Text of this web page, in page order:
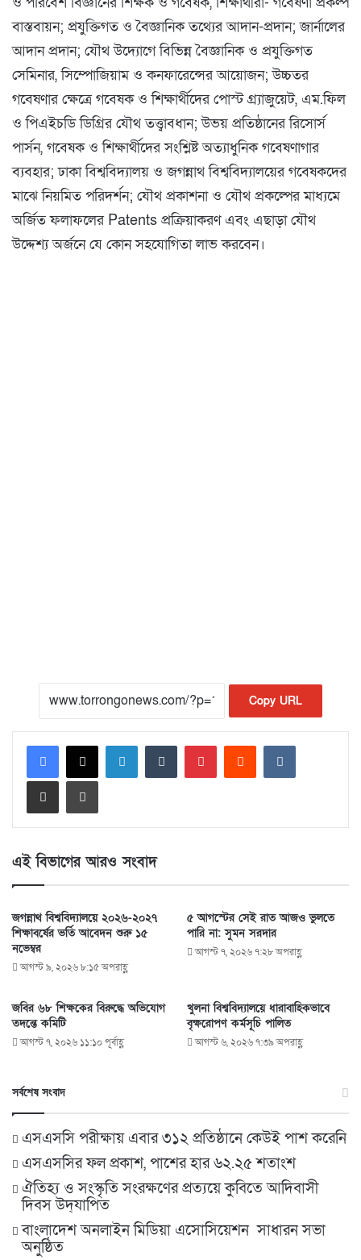
বাস্তবায়ন; প্রযুক্তিগত ও বৈজ্ঞানিক তথ্যের আদান-প্রদান; জার্নালের
আদান প্রদান; যৌথ উদ্যোগে বিভিন্ন বৈজ্ঞানিক ও প্রযুক্তিগত
সেমিনার, সিম্পোজিয়াম ও কনফারেন্সের আয়োজন; উচ্চতর
গবেষণার ক্ষেত্রে গবেষক ও শিক্ষার্থীদের পোস্ট গ্র্যাজুয়েট, এম.ফিল
ও পিএইচডি ডিগ্রির যৌথ তত্ত্বাবধান; উভয় প্রতিষ্ঠানের রিসোর্স
পার্সন, গবেষক ও শিক্ষার্থীদের সংশ্লিষ্ট অত্যাধুনিক গবেষণাগার
ব্যবহার; ঢাকা বিশ্ববিদ্যালয় ও জগন্নাথ বিশ্ববিদ্যালয়ের গবেষকদের
মাঝে নিয়মিত পরিদর্শন; যৌথ প্রকাশনা ও যৌথ প্রকল্পের মাধ্যমে
অর্জিত ফলাফলের Patents প্রক্রিয়াকরণ এবং এছাড়া যৌথ
উদ্দেশ্য অর্জনে যে কোন সহযোগিতা লাভ করবেন।
Copy URL
LinkedIn
এই বিভাগের আরও সংবাদ
জগন্নাথ বিশ্ববিদ্যালয়ে ২০২৬-২০২৭
শিক্ষাবর্ষের ভর্তি আবেদন শুরু ১৫
নভেম্বর
আগস্ট ৯, ২০২৬ ৮:১৫ অপরাহ্ণ
৫ আগস্টের সেই রাত আজও ভুলতে
পারি না: সুমন সরদার
আগস্ট ৭, ২০২৬ ৭:২৮ অপরাহ্ণ
জবির ৬৮ শিক্ষকের বিরুদ্ধে অভিযোগ
তদন্তে কমিটি
আগস্ট ৭, ২০২৬ ১১:১০ পূর্বাহ্ণ
খুলনা বিশ্ববিদ্যালয়ে ধারাবাহিকভাবে
বৃক্ষরোপণ কর্মসূচি পালিত
আগস্ট ৬, ২০২৬ ৭:৩৯ অপরাহ্ণ
সর্বশেষ সংবাদ
এসএসসি পরীক্ষায় এবার ৩১২ প্রতিষ্ঠানে কেউই পাশ করেনি
এসএসসির ফল প্রকাশ, পাশের হার ৬২.২৫ শতাংশ
ঐতিহ্য ও সংস্কৃতি সংরক্ষণের প্রত্যয়ে কুবিতে আদিবাসী
দিবস উদ্‌যাপিত
বাংলাদেশ অনলাইন মিডিয়া এসোসিয়েশন সাধারন সভা
অনুষ্ঠিত